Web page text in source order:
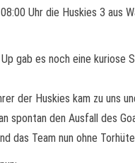
Uhr die Huskies 3 aus
gab es noch eine kuriose
der Huskies kam zu uns
spontan den Ausfall des
das Team nun ohne